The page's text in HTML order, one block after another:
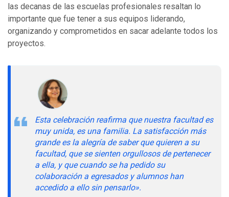
las decanas de las escuelas profesionales resaltan lo
importante que fue tener a sus equipos liderando,
organizando y comprometidos en sacar adelante todos los
proyectos.
Esta celebración reafirma que nuestra facultad es
muy unida, es una familia. La satisfacción más
grande es la alegría de saber que quieren a su
facultad, que se sienten orgullosos de pertenecer
a ella, y que cuando se ha pedido su
colaboración a egresados y alumnos han
accedido a ello sin pensarlo».